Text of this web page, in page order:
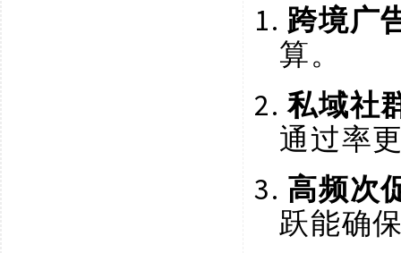
1. 跨境广
算。
2.私域社
通过率
3. 高频次
跃能确